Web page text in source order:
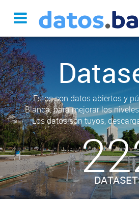
Estos son datos abiertos y
Blanca, para mejorar los
Los datos son tuyos,